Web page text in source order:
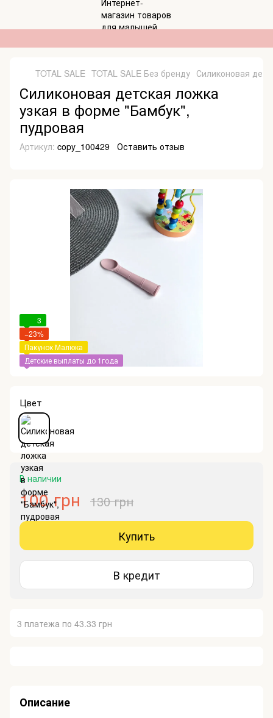
TOTAL SALE TOTAL SALE Без бренду Силиконовая
Силиконовая детская ложка
узкая в форме "Бамбук",
пудровая
Артикул: copy_100429 Оставить отзыв
3
−23%
Пакунок Малюка
Детские выплаты до 1года
Цвет
В наличии
100 грн 130 грн
Купить
В кредит
3 платежа по 43.33 грн
Описание